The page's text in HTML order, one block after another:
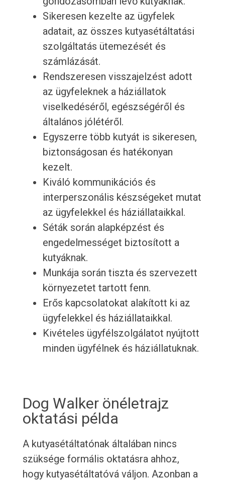
Sikeresen kezelte az ügyfelek
adatait, az összes kutyasétáltatási
szolgáltatás ütemezését és
számlázását.
Rendszeresen visszajelzést adott
az ügyfeleknek a háziállatok
viselkedéséről, egészségéről és
általános jólétéről.
Egyszerre több kutyát is sikeresen,
biztonságosan és hatékonyan
kezelt.
Kiváló kommunikációs és
interperszonális készségeket mutat
az ügyfelekkel és háziállataikkal.
Séták során alapképzést és
engedelmességet biztosított a
kutyáknak.
Munkája során tiszta és szervezett
környezetet tartott fenn.
Erős kapcsolatokat alakított ki az
ügyfelekkel és háziállataikkal.
Kivételes ügyfélszolgálatot nyújtott
minden ügyfélnek és háziállatuknak.
Dog Walker önéletrajz
oktatási példa
A kutyasétáltatónak általában nincs
szüksége formális oktatásra ahhoz,
hogy kutyasétáltatóvá váljon. Azonban a